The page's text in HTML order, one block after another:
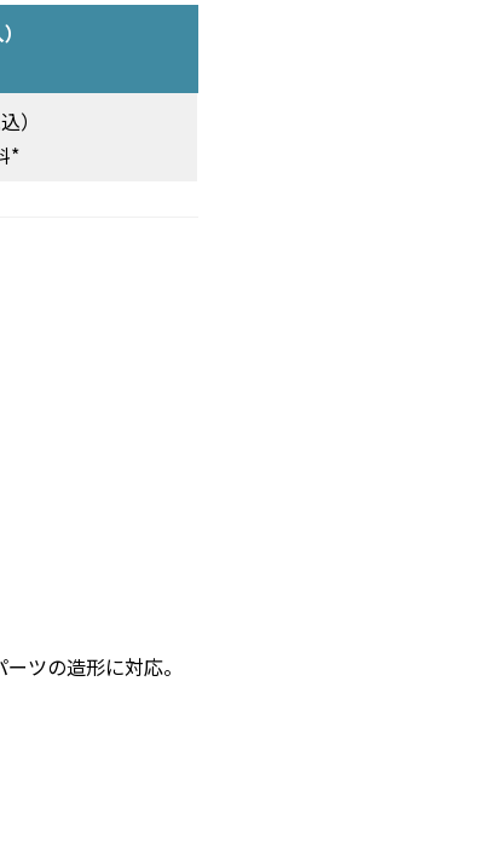
）
*
ツの造形に対応。